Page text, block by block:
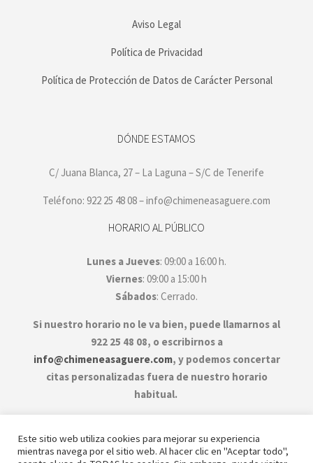
Aviso Legal
Política de Privacidad
Política de Protección de Datos de Carácter Personal
DÓNDE ESTAMOS
C/ Juana Blanca, 27 – La Laguna – S/C de Tenerife
Teléfono: 922 25 48 08 – info@chimeneasaguere.com
HORARIO AL PÚBLICO
Lunes a Jueves: 09:00 a 16:00 h.
Viernes: 09:00 a 15:00 h
Sábados: Cerrado.
Si nuestro horario no le va bien, puede llamarnos al
922 25 48 08, o escribirnos a
info@chimeneasaguere.com, y podemos concertar
citas personalizadas fuera de nuestro horario
habitual.
Este sitio web utiliza cookies para mejorar su experiencia
mientras navega por el sitio web. Al hacer clic en "Aceptar todo",